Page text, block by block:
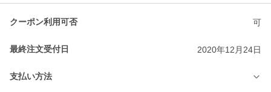
クーポン利用可否 可
最終注文受付日 2020年12月24日
支払い方法